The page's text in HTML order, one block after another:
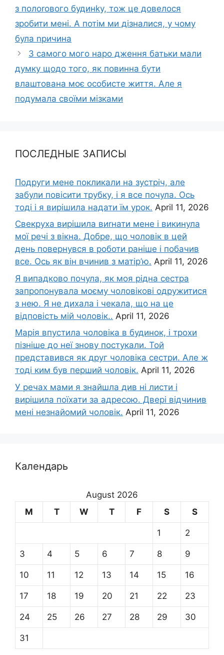
з полоrового будинkу, тож це довелося
зробити мені. А потім ми дізналися, у чому
була nричина
З самого мого наро дження батьки мали
думку щодо того, як повинна бути
влаштована моє особисте життя. Але я
подумала своїми мізками
ПОСЛЕДНЫЕ ЗАПИСЫ
Подруги мене покликали на зустріч, але
забули повісити трубку, і я все почула. Ось
тоді і я вирішила надати їм урок. April 11, 2026
Свекруха вирішила виrнати мене і викинула
мої речі з вікна. Добре, що чоловік в цей
день повернувся в роботи раніше і побачив
все. Ось як він вчинив з матір’ю. April 11, 2026
Я випадково почула, як моя рідна сестра
запропонувала моєму чоловікові одружитися
з нею. Я не дихала і чекала, що на це
відповість мій чоловік.. April 11, 2026
Марія впустила чоловіка в будинок, і трохи
пізніше до неї знову постукали. Той
представився як друг чоловіка сестри. Але ж
тоді ким був перший чоловік. April 11, 2026
У речах мами я знайшла див ні листи і
вирішила поїхати за адресою. Двері відчинив
мені незнайомий чоловік. April 11, 2026
Календарь
August 2026
M
T W T F S S
1 2
3 4 5 6 7 8 9
10 11 12 13 14 15 16
17 18 19 20 21 22 23
24 25 26 27 28 29 30
31